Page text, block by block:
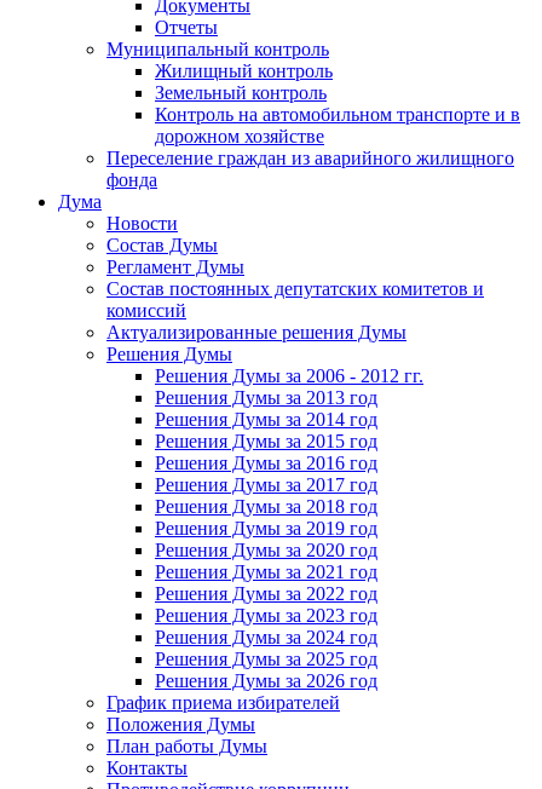
Документы
Отчеты
Муниципальный контроль
Жилищный контроль
Земельный контроль
Контроль на автомобильном транспорте и в
дорожном хозяйстве
Переселение граждан из аварийного жилищного
фонда
Дума
Новости
Состав Думы
Регламент Думы
Состав постоянных депутатских комитетов и
комиссий
Актуализированные решения Думы
Решения Думы
Решения Думы за 2006 - 2012 гг.
Решения Думы за 2013 год
Решения Думы за 2014 год
Решения Думы за 2015 год
Решения Думы за 2016 год
Решения Думы за 2017 год
Решения Думы за 2018 год
Решения Думы за 2019 год
Решения Думы за 2020 год
Решения Думы за 2021 год
Решения Думы за 2022 год
Решения Думы за 2023 год
Решения Думы за 2024 год
Решения Думы за 2025 год
Решения Думы за 2026 год
График приема избирателей
Положения Думы
План работы Думы
Контакты